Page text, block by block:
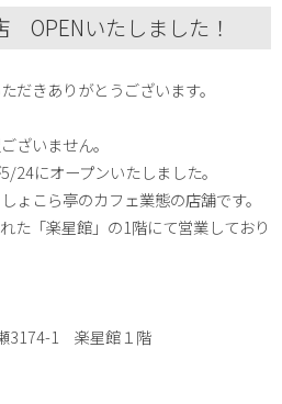
OPENいたしました！
だきありがとうございます。
ざいません。
24にオープンいたしました。
ょこら亭のカフェ業態の店舗です。
た「楽星館」の1階にて営業しており
3174-1 楽星館１階